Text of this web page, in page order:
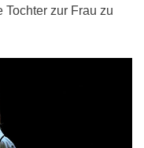
zur Frau zu